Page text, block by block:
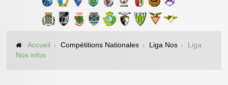
Accueil Compétitions Nationales Liga Nos
Liga
Nos infos